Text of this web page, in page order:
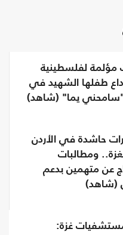
مؤلمة لفلسطينية
وداع طفلها الشهيد في
يما" (شاهد)
حاشدة في الأردن
ومطالبات
عن متهمين بدعم
(شاهد)
غزة: